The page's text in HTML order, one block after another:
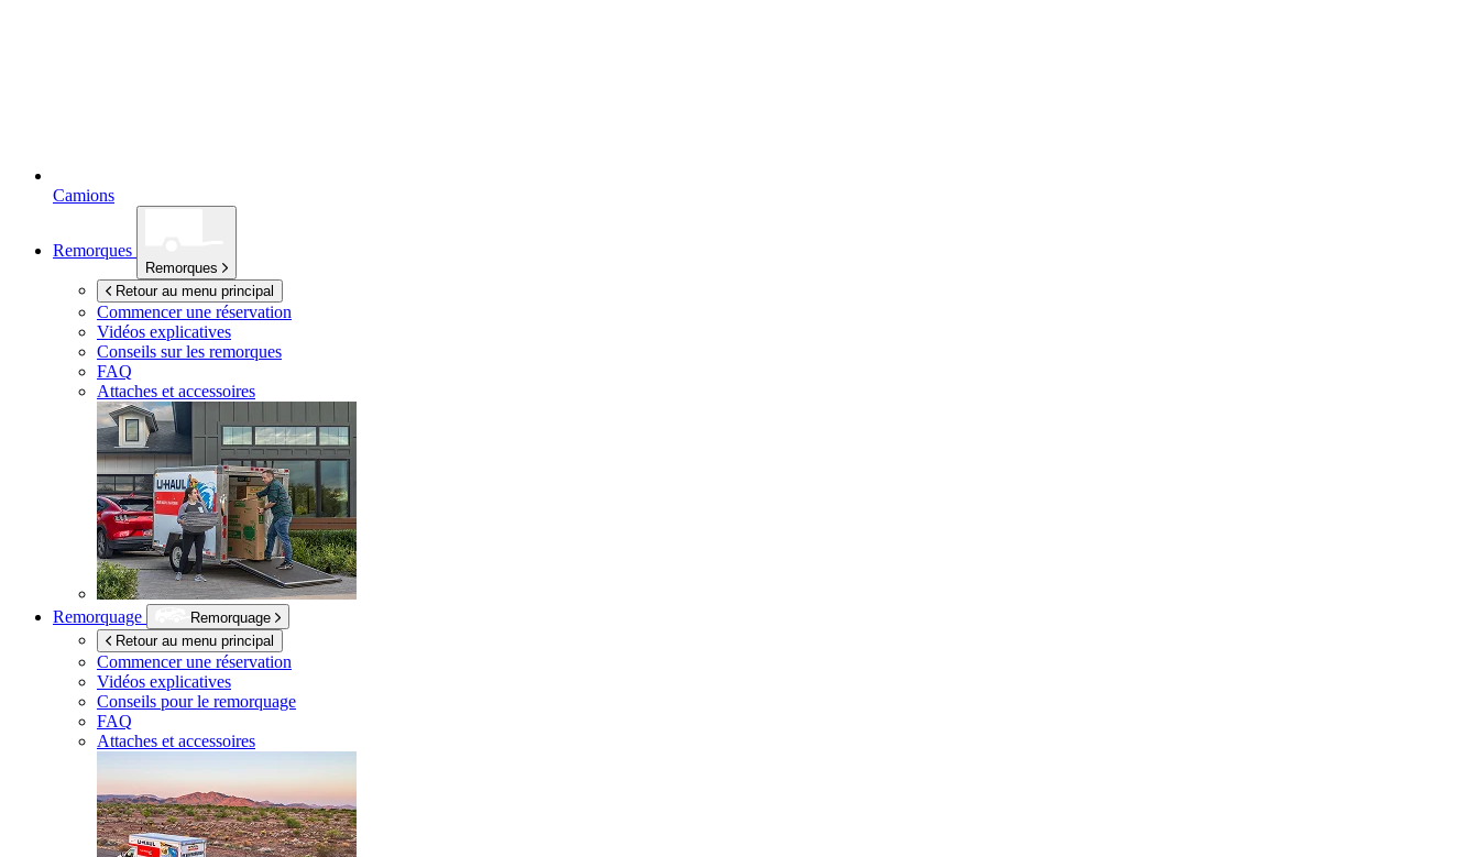
Camions
Remorques
Remorques
Retour au menu principal
Commencer une réservation
Vidéos explicatives
Conseils sur les remorques
FAQ
Attaches et accessoires
Remorquage
Remorquage
Retour au menu principal
Commencer une réservation
Vidéos explicatives
Conseils pour le remorquage
FAQ
Attaches et accessoires